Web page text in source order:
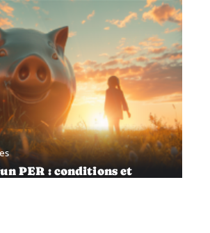
PER : conditions et